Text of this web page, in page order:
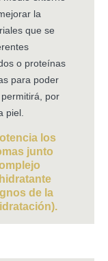
la
que se
o proteínas
para poder
por
piel.
los
junto
de la